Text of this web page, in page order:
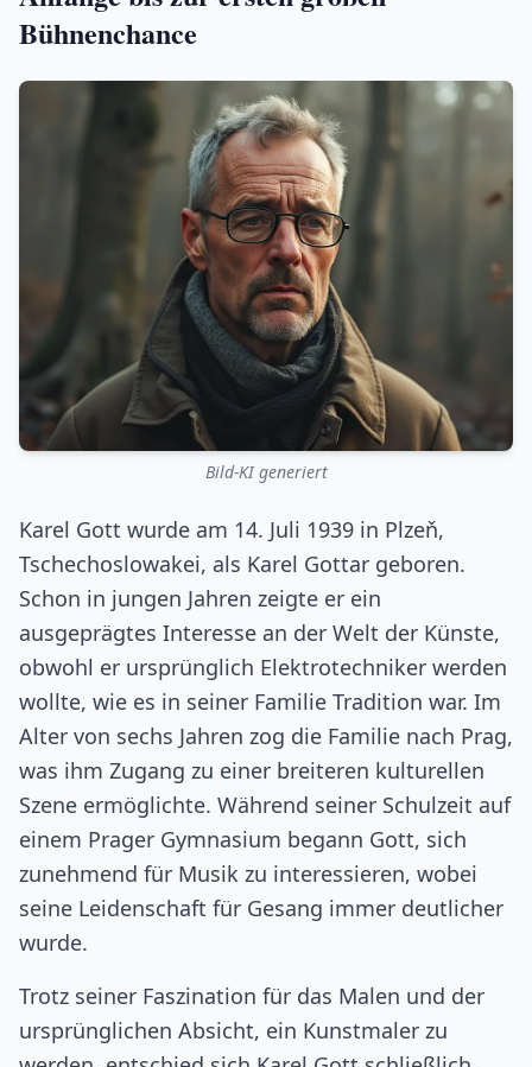
Bühnenchance
Bild-KI generiert
Karel Gott wurde am 14. Juli 1939 in Plzeň,
Tschechoslowakei, als Karel Gottar geboren.
Schon in jungen Jahren zeigte er ein
ausgeprägtes Interesse an der Welt der Künste,
obwohl er ursprünglich Elektrotechniker werden
wollte, wie es in seiner Familie Tradition war. Im
Alter von sechs Jahren zog die Familie nach Prag,
was ihm Zugang zu einer breiteren kulturellen
Szene ermöglichte. Während seiner Schulzeit auf
einem Prager Gymnasium begann Gott, sich
zunehmend für Musik zu interessieren, wobei
seine Leidenschaft für Gesang immer deutlicher
wurde.
Trotz seiner Faszination für das Malen und der
ursprünglichen Absicht, ein Kunstmaler zu